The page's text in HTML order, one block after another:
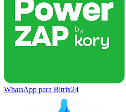
WhatsApp para Bitrix24